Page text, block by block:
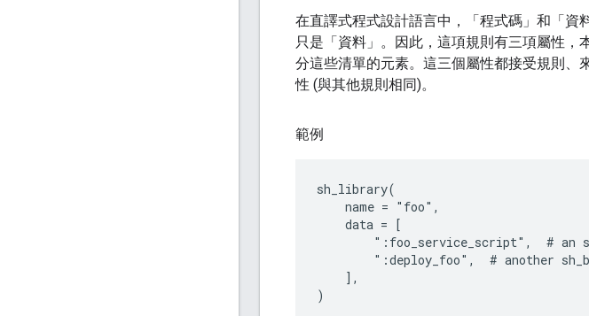
在直譯式程式設計語言中，「程式碼」和「資
只是「資料」。因此，這項規則有三項屬性，
分這些清單的元素。這三個屬性都接受規則、
性 (與其他規則相同)。
範例
sh_library(
    name = "foo",
    data = [
":foo_service_script",  # an
":deploy_foo",  # another
    ],